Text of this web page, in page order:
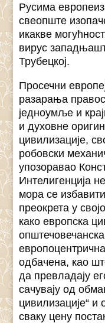
Русима
свеопште
икакве
вирус
Трубецкој.
Просечни
разарања
једноумље и
и духовне
цивилизације,
робовски
упозоравао
Интелигенција
мора се
преокрета у
како европска
одбачена, као
да превладају
сачувају од
цивилизације“
сваку цену